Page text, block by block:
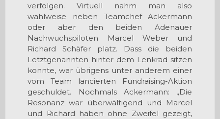
verfolgen. Virtuell nahm man also
wahlweise neben Teamchef Ackermann
oder aber den beiden Adenauer
Nachwuchspiloten Marcel Weber und
Richard Schäfer platz. Dass die beiden
Letztgenannten hinter dem Lenkrad sitzen
konnte, war übrigens unter anderem einer
vom Team lancierten Fundraising-Aktion
geschuldet. Nochmals Ackermann: „Die
Resonanz war überwältigend und Marcel
und Richard haben ohne Zweifel gezeigt,